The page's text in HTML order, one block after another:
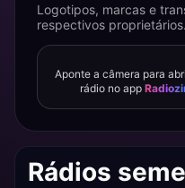
Logotipos, marcas e
respectivos proprietários.
Aponte a câmera para
rádio no app
Rádios